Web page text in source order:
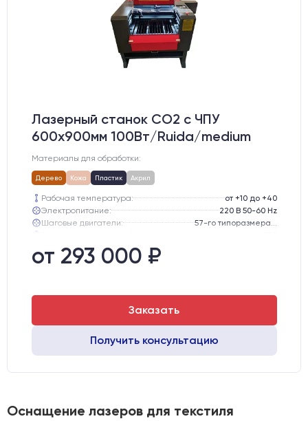
Лазерный станок CO2 c ЧПУ
600х900мм 100Вт/Ruida/medium
Материалы для обработки:
Дерево Кожа Пластик Акрил
Рабочая температура:
от +10 до +40
Электропитание:
220 В 50-60 Hz
Шаговые двигатели:
Направляющие оси Y:
Направляющие оси Х:
от 293 000 ₽
Заказать
Получить консультацию
Оснащение лазеров для текстиля